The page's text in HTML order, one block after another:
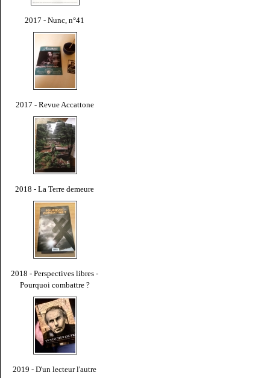
2017 - Nunc, n°41
2017 - Revue Accattone
2018 - La Terre demeure
2018 - Perspectives libres -
Pourquoi combattre ?
2019 - D'un lecteur l'autre